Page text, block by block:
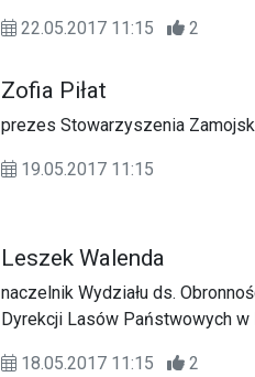
22.05.2017 11:15 2
Zofia Piłat
prezes Stowarzyszenia
19.05.2017 11:15
Leszek Walenda
naczelnik Wydziału ds.
Dyrekcji Lasów Państwowych w
18.05.2017 11:15 2